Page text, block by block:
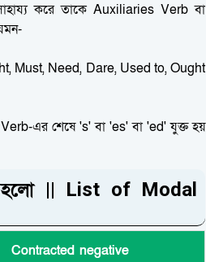
করে তাকে Auxiliaries Verb বা
Must, Need, Dare, Used to, Ought
এর শেষে 's' বা 'es' বা 'ed' যুক্ত হয়
হলো || List of Modal
Contracted negative